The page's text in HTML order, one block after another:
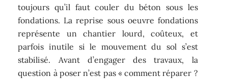
toujours qu’il faut couler du béton sous les
fondations. La reprise sous oeuvre fondations
représente un chantier lourd, coûteux, et
parfois inutile si le mouvement du sol s’est
stabilisé. Avant d’engager des travaux, la
question à poser n’est pas « comment réparer ?